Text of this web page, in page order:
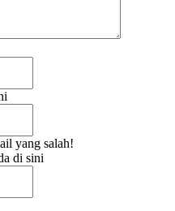
yang salah!
di sini